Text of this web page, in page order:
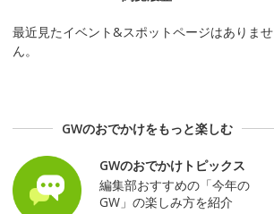
最近見たイベント&スポットページはありませ
ん。
GWのおでかけをもっと楽しむ
GWのおでかけトピックス
編集部おすすめの「今年の
GW」の楽しみ方を紹介